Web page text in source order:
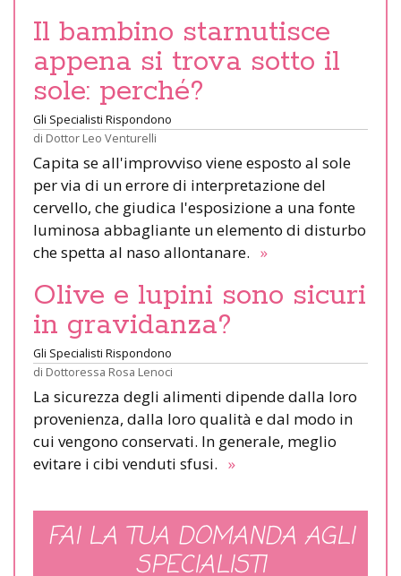
Il bambino starnutisce
appena si trova sotto il
sole: perché?
Gli Specialisti Rispondono
di Dottor Leo Venturelli
Capita se all'improvviso viene esposto al sole
per via di un errore di interpretazione del
cervello, che giudica l'esposizione a una fonte
luminosa abbagliante un elemento di disturbo
che spetta al naso allontanare. »
Olive e lupini sono sicuri
in gravidanza?
Gli Specialisti Rispondono
di Dottoressa Rosa Lenoci
La sicurezza degli alimenti dipende dalla loro
provenienza, dalla loro qualità e dal modo in
cui vengono conservati. In generale, meglio
evitare i cibi venduti sfusi. »
FAI LA TUA DOMANDA AGLI
SPECIALISTI